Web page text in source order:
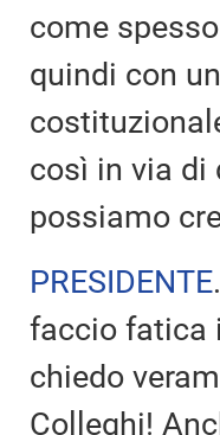
come
quindi con
così in via di
possiamo
PRESIDENTE
faccio fatica
chiedo
Colleghi!